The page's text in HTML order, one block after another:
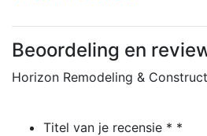
Beoordeling en
Horizon Remodeling &
Titel van je recensie * *